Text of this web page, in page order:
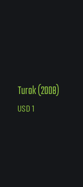
Turok (2008)
USD1